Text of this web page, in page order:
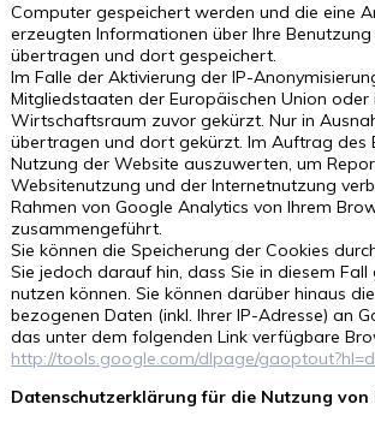
Computer gespeichert werden und die eine
erzeugten Informationen über Ihre
übertragen und dort gespeichert.
Im Falle der Aktivierung der IP-
Mitgliedstaaten der Europäischen Union
Wirtschaftsraum zuvor gekürzt. Nur in
übertragen und dort gekürzt. Im Auftrag des
Nutzung der Website auszuwerten, um
Websitenutzung und der Internetnutzung
Rahmen von Google Analytics von Ihrem
zusammengeführt.
Sie können die Speicherung der Cookies
Sie jedoch darauf hin, dass Sie in diesem
nutzen können. Sie können darüber hinaus
bezogenen Daten (inkl. Ihrer IP-Adresse) an
das unter dem folgenden Link verfügbare
http://tools.google.com/dlpage/
Datenschutzerklärung für die Nutzung von